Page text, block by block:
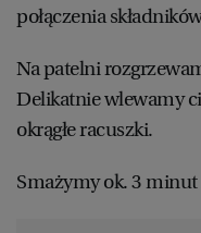
połączenia
Na patelni
Delikatnie wlewamy
okrągłe racuszki.
Smażymy ok. 3 minut